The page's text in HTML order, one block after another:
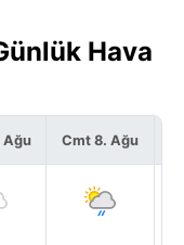
Hava
Ağu Cmt 8. Ağu